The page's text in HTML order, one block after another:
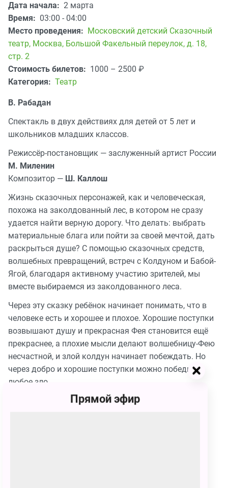
Дата начала: 2 марта
Время: 03:00 - 04:00
Место проведения: Московский детский Сказочный
театр, Москва, Большой Факельный переулок, д. 18,
стр. 2
Стоимость билетов: 1000 – 2500 ₽
Категория: Театр
В. Рабадан
Спектакль в двух действиях для детей от 5 лет и
школьников младших классов.
Режиссёр-постановщик — заслуженный артист России
М. Миленин
Композитор — Ш. Каллош
Жизнь сказочных персонажей, как и человеческая,
похожа на заколдованный лес, в котором не сразу
удается найти верную дорогу. Что делать: выбрать
материальные блага или пойти за своей мечтой, дать
раскрыться душе? С помощью сказочных средств,
волшебных превращений, встреч с Колдуном и Бабой-
Ягой, благодаря активному участию зрителей, мы
вместе выбираемся из заколдованного леса.
Через эту сказку ребёнок начинает понимать, что в
человеке есть и хорошее и плохое. Хорошие поступки
возвышают душу и прекрасная Фея становится ещё
прекраснее, а плохие мысли делают волшебницу-Фею
несчастной, и злой колдун начинает побеждать. Но
через добро и хорошие поступки можно победить
любое зло.
Продолжительность:1 час 30 минут (с антрактом)
Прямой эфир